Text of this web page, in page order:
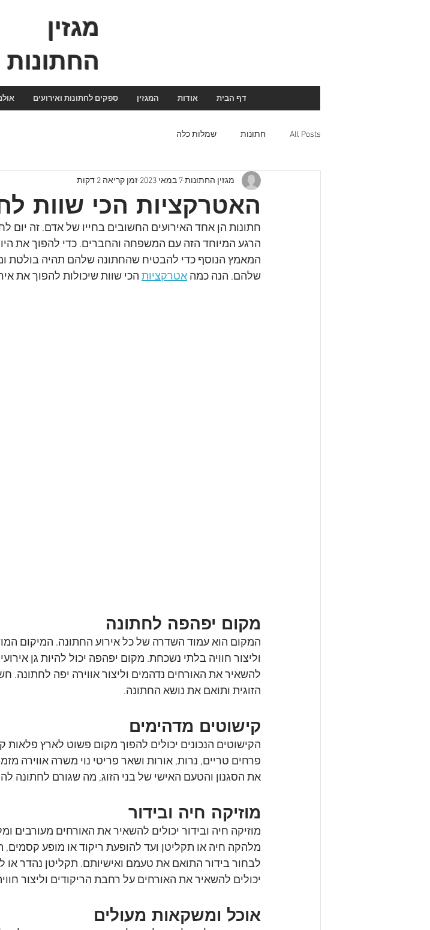
מגזין
החתונות
דף הבית אודות המגזין ספקים לחתונות ואירועים
All Posts חתונות שמלות כלה
האטרקציות הכי שוות
מגזין החתונות7 במאי 2023 זמן קריאה 2 דקות
חתונות הן אחד האירועים החשובים בחייו של אדם. זה יום
הרגע המיוחד הזה עם המשפחה והחברים. כדי להפוך את
המאמץ הנוסף כדי להבטיח שהחתונה שלהם תהיה בולטת
שלהם. הנה כמה אטרקציות הכי שוות שיכולות להפוך את
מקום יפהפה לחתונה
המקום הוא עמוד השדרה של כל אירוע החתונה. המיקום
וליצור חוויה בלתי נשכחת. מקום יפהפה יכול להיות גן
להשאיר את האורחים נדהמים וליצור אווירה יפה לחתונה.
הזוגית ותואם את נושא החתונה.
קישוטים מדהימים
הקישוטים הנכונים יכולים להפוך מקום פשוט לארץ
פרחים טריים, נרות, אורות ושאר פריטי נוי משרה אווירה
את הסגנון והטעם האישי של בני הזוג, מה שגורם לחתונה
מוזיקה חיה ובידור
מוזיקה חיה ובידור יכולים להשאיר את האורחים מעורבים
מלהקה חיה או תקליטן ועד להופעת ריקוד או מופע קסמים,
לבחור בידור התואם את טעמם ואישיותם. תקליטן נהדר או
יכולים להשאיר את האורחים על רחבת הריקודים וליצור
אוכל ומשקאות מעולים